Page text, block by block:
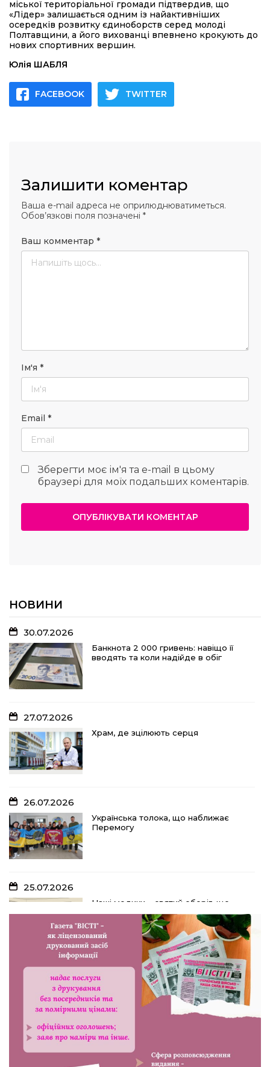
міської територіальної громади підтвердив, що
«Лідер» залишається одним із найактивніших
осередків розвитку єдиноборств серед молоді
Полтавщини, а його вихованці впевнено крокують до
нових спортивних вершин.
Юлія ШАБЛЯ
FACEBOOK TWITTER
Залишити коментар
Ваша e-mail адреса не оприлюднюватиметься.
Обов’язкові поля позначені *
Ваш комментар *
Ім'я *
Email *
Зберегти моє ім'я та e-mail в цьому
браузері для моїх подальших коментарів.
НОВИНИ
30.07.2026
Банкнота 2 000 гривень: навіщо її
вводять та коли надійде в обіг
27.07.2026
Храм, де зцілюють серця
26.07.2026
Українська толока, що наближає
Перемогу
25.07.2026
Наші медики – святий оберіг, що
дарує надію, турботу і здоров’я
24.07.2026
Попри примхи погоди – з вірою в
урожай: як жнивують на полях ПП
«імені Калашника»